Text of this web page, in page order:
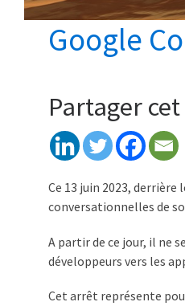
Google
Partager
Ce 13 juin 2023,
conversationnelles de
A partir de ce jour, il ne
développeurs vers les
Cet arrêt représente